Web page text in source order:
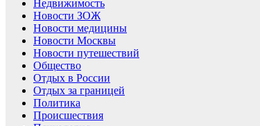
Недвижимость
Новости ЗОЖ
Новости медицины
Новости Москвы
Новости путешествий
Общество
Отдых в России
Отдых за границей
Политика
Происшествия